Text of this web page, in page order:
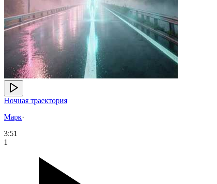
Ночная траектория
Марк·
3:51
1